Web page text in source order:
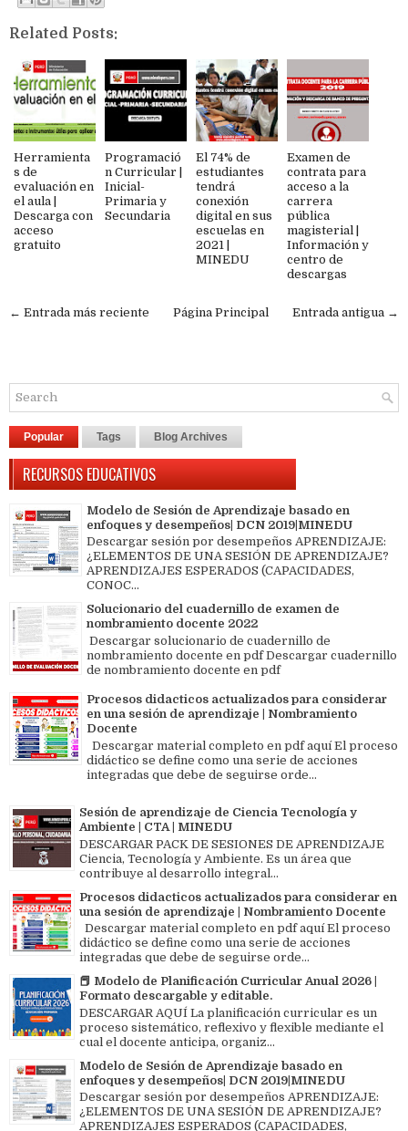
Related Posts:
Herramienta
s de
evaluación en
el aula |
Descarga con
acceso
gratuito
Programació
n Curricular |
Inicial-
Primaria y
Secundaria
El 74% de
estudiantes
tendrá
conexión
digital en sus
escuelas en
2021 |
MINEDU
Examen de
contrata para
acceso a la
carrera
pública
magisterial |
Información y
centro de
descargas
← Entrada más reciente Entrada antigua →
Página Principal
Popular Tags Blog Archives
RECURSOS EDUCATIVOS
Modelo de Sesión de Aprendizaje basado en
enfoques y desempeños| DCN 2019|MINEDU
Descargar sesión por desempeños APRENDIZAJE:
¿ELEMENTOS DE UNA SESIÓN DE APRENDIZAJE?
APRENDIZAJES ESPERADOS (CAPACIDADES,
CONOC...
Solucionario del cuadernillo de examen de
nombramiento docente 2022
Descargar solucionario de cuadernillo de
nombramiento docente en pdf Descargar cuadernillo
de nombramiento docente en pdf
Procesos didacticos actualizados para considerar
en una sesión de aprendizaje | Nombramiento
Docente
Descargar material completo en pdf aquí El proceso
didáctico se define como una serie de acciones
integradas que debe de seguirse orde...
Sesión de aprendizaje de Ciencia Tecnología y
Ambiente | CTA | MINEDU
DESCARGAR PACK DE SESIONES DE APRENDIZAJE
Ciencia, Tecnología y Ambiente. Es un área que
contribuye al desarrollo integral...
Procesos didacticos actualizados para considerar en
una sesión de aprendizaje | Nombramiento Docente
Descargar material completo en pdf aquí El proceso
didáctico se define como una serie de acciones
integradas que debe de seguirse orde...
📕 Modelo de Planificación Curricular Anual 2026 |
Formato descargable y editable.
DESCARGAR AQUÍ La planificación curricular es un
proceso sistemático, reflexivo y flexible mediante el
cual el docente anticipa, organiz...
Modelo de Sesión de Aprendizaje basado en
enfoques y desempeños| DCN 2019|MINEDU
Descargar sesión por desempeños APRENDIZAJE:
¿ELEMENTOS DE UNA SESIÓN DE APRENDIZAJE?
APRENDIZAJES ESPERADOS (CAPACIDADES,